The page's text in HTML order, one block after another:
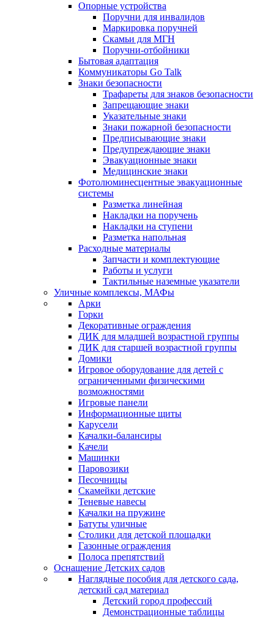
Опорные устройства
Поручни для инвалидов
Маркировка поручней
Скамьи для МГН
Поручни-отбойники
Бытовая адаптация
Коммуникаторы Go Talk
Знаки безопасности
Трафареты для знаков безопасности
Запрещающие знаки
Указательные знаки
Знаки пожарной безопасности
Предписывающие знаки
Предупреждающие знаки
Эвакуационные знаки
Медицинские знаки
Фотолюминесцентные эвакуационные
системы
Разметка линейная
Накладки на поручень
Накладки на ступени
Разметка напольная
Расходные материалы
Запчасти и комплектующие
Работы и услуги
Тактильные наземные указатели
Уличные комплексы, МАФы
Арки
Горки
Декоративные ограждения
ДИК для младшей возрастной группы
ДИК для старшей возрастной группы
Домики
Игровое оборудование для детей с
ограниченными физическими
возможностями
Игровые панели
Информационные щиты
Карусели
Качалки-балансиры
Качели
Машинки
Паровозики
Песочницы
Скамейки детские
Теневые навесы
Качалки на пружине
Батуты уличные
Столики для детской площадки
Газонные ограждения
Полоса препятствий
Оснащение Детских садов
Наглядные пособия для детского сада,
детский сад материал
Детский город профессий
Демонстрационные таблицы